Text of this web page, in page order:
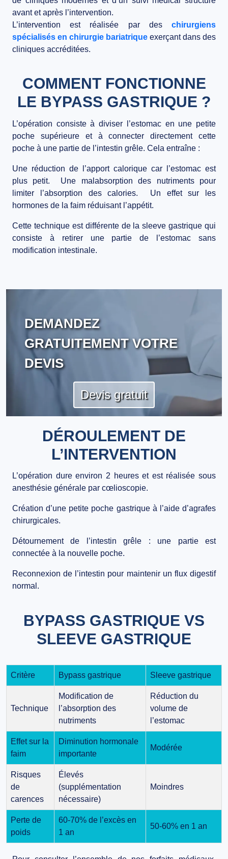
avant et après l’intervention.
L’intervention est réalisée par des chirurgiens
spécialisés en chirurgie bariatrique exerçant dans des
cliniques accréditées.
COMMENT FONCTIONNE
LE BYPASS GASTRIQUE ?
L’opération consiste à diviser l’estomac en une petite
poche supérieureet àconnecter directement cette
poche à une partie de l’intestin grêle. Cela entraîne :
Une réduction de l’apport calorique car l’estomac est
plus petit. Une malabsorption des nutrimentspour
limiter l’absorption des calories. Un effet sur les
hormones de la faim réduisant l’appétit.
Cette technique est différente de la sleeve gastrique qui
consiste à retirer une partie de l’estomac sans
modification intestinale.
DEMANDEZ
GRATUITEMENT VOTRE
DEVIS
Devis gratuit
DÉROULEMENT DE
L’INTERVENTION
L’opération dure environ 2 heures et est réalisée sous
anesthésie générale par cœlioscopie.
Création d’une petite poche gastriqueà l’aide d’agrafes
chirurgicales.
Détournement de l’intestin grêle : une partie est
connectée à la nouvelle poche.
Reconnexion de l’intestin pour maintenir un flux digestif
normal.
BYPASS GASTRIQUE VS
SLEEVE GASTRIQUE
Critère Bypass gastrique Sleeve gastrique
Technique
Modification de
l’absorption des
nutriments
Réduction du
volume de
l’estomac
Effet sur la
faim
Diminution hormonale
importante
Modérée
Risques
de
carences
Élevés
(supplémentation
nécessaire)
Moindres
Perte de
poids
60-70% de l’excès en
1 an
50-60% en 1 an